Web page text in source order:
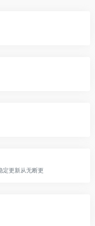
更新从无断更